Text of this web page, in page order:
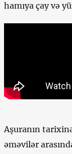
hamıya çay və
Aşuranın
əməvilər